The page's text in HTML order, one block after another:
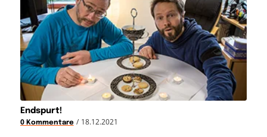
Endspurt!
0 Kommentare / 18.12.2021